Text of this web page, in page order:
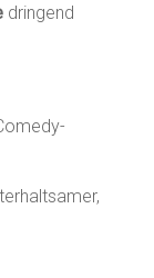
dringend